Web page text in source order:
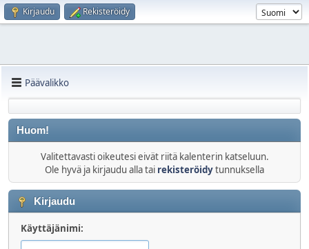
Kirjaudu Rekisteröidy
Päävalikko
Huom!
Valitettavasti oikeutesi eivät riitä kalenterin katseluun.
Ole hyvä ja kirjaudu alla tai rekisteröidytunnuksella
Kirjaudu
Käyttäjänimi: